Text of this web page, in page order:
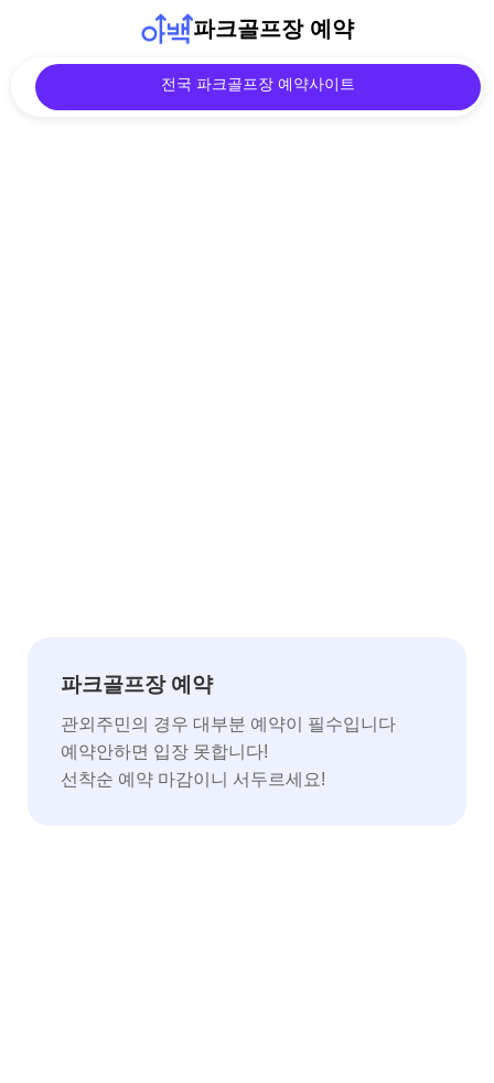
파크골프장 예약
전국 파크골프장 예약사이트
파크골프장 예약
관외주민의 경우 대부분 예약이 필수입니다
예약안하면 입장 못합니다!
선착순 예약 마감이니 서두르세요!